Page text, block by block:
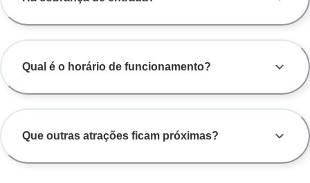
Qual é o horário de funcionamento?
Que outras atrações ficam próximas?